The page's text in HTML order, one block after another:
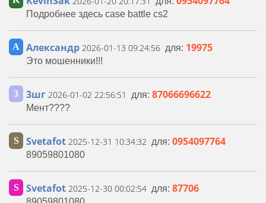
Подробнее здесь case battle cs2
А Александр 2026-01-13 09:24:56 для: 19975
Это мошенники!!!
3 3шг 2026-01-02 22:56:51 для: 87066696622
Мент????
S Svetafot 2025-12-31 10:34:32 для: 0954097764
89059801080
S Svetafot 2025-12-30 00:02:54 для: 87706